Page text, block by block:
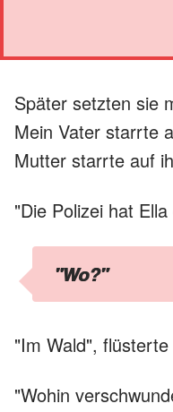
Später setzten sie
Mein Vater starrte
Mutter starrte auf
"Die Polizei hat
"Wo?"
"Im Wald",
"Wohin